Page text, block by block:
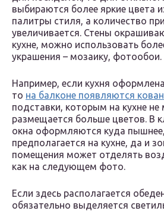
выбираются более яркие цвета
палитры стиля, а количество
увеличивается. Стены
кухне, можно использовать
украшения – мозаику, фотообои.
Например, если кухня
то на балконе появляются
подставки, которым на кухне не
размещается больше цветов. В
окна оформляются куда
предполагается на кухне, да и
помещения может отделять
как на следующем фото.
Если здесь располагается
обязательно выделяется